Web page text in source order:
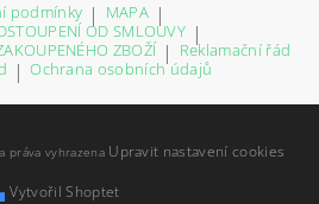
podmínky | MAPA |
OD SMLOUVY |
ZBOŽÍ | Reklamační řád
| Ochrana osobních údajů
práva vyhrazena Upravit nastavení cookies
Vytvořil Shoptet